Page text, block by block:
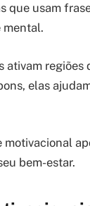
que usam
mental.
regiões
elas
bem-estar.